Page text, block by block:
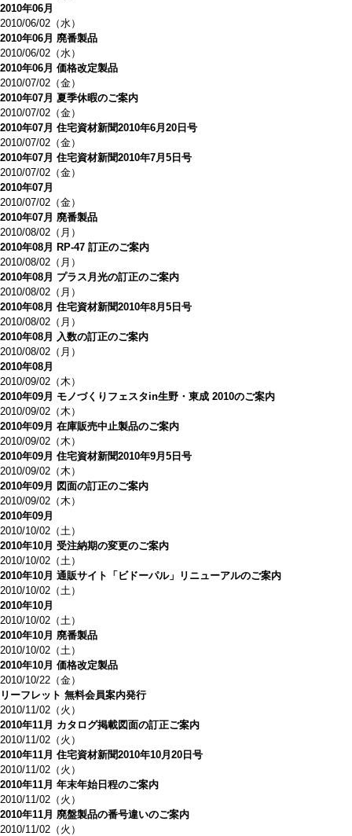
2010年06月
2010/06/02（水）
2010年06月 廃番製品
2010/06/02（水）
2010年06月 価格改定製品
2010/07/02（金）
2010年07月 夏季休暇のご案内
2010/07/02（金）
2010年07月 住宅資材新聞2010年6月20日号
2010/07/02（金）
2010年07月 住宅資材新聞2010年7月5日号
2010/07/02（金）
2010年07月
2010/07/02（金）
2010年07月 廃番製品
2010/08/02（月）
2010年08月 RP-47 訂正のご案内
2010/08/02（月）
2010年08月 プラス月光の訂正のご案内
2010/08/02（月）
2010年08月 住宅資材新聞2010年8月5日号
2010/08/02（月）
2010年08月 入数の訂正のご案内
2010/08/02（月）
2010年08月
2010/09/02（木）
2010年09月 モノづくりフェスタin生野・東成 2010のご案内
2010/09/02（木）
2010年09月 在庫販売中止製品のご案内
2010/09/02（木）
2010年09月 住宅資材新聞2010年9月5日号
2010/09/02（木）
2010年09月 図面の訂正のご案内
2010/09/02（木）
2010年09月
2010/10/02（土）
2010年10月 受注納期の変更のご案内
2010/10/02（土）
2010年10月 通販サイト「ビドーパル」リニューアルのご案内
2010/10/02（土）
2010年10月
2010/10/02（土）
2010年10月 廃番製品
2010/10/02（土）
2010年10月 価格改定製品
2010/10/22（金）
リーフレット 無料会員案内発行
2010/11/02（火）
2010年11月 カタログ掲載図面の訂正ご案内
2010/11/02（火）
2010年11月 住宅資材新聞2010年10月20日号
2010/11/02（火）
2010年11月 年末年始日程のご案内
2010/11/02（火）
2010年11月 廃盤製品の番号違いのご案内
2010/11/02（火）